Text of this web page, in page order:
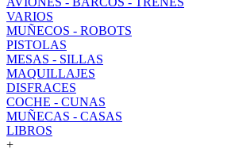
VARIOS
MUÑECOS - ROBOTS
PISTOLAS
MESAS - SILLAS
MAQUILLAJES
DISFRACES
COCHE - CUNAS
MUÑECAS - CASAS
LIBROS
+